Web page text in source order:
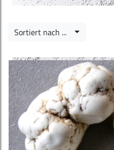
Sortiert nach ...